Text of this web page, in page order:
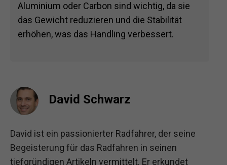
Aluminium oder Carbon sind wichtig, da sie
das Gewicht reduzieren und die Stabilität
erhöhen, was das Handling verbessert.
David Schwarz
David ist ein passionierter Radfahrer, der seine
Begeisterung für das Radfahren in seinen
tiefgründigen Artikeln vermittelt. Er erkundet